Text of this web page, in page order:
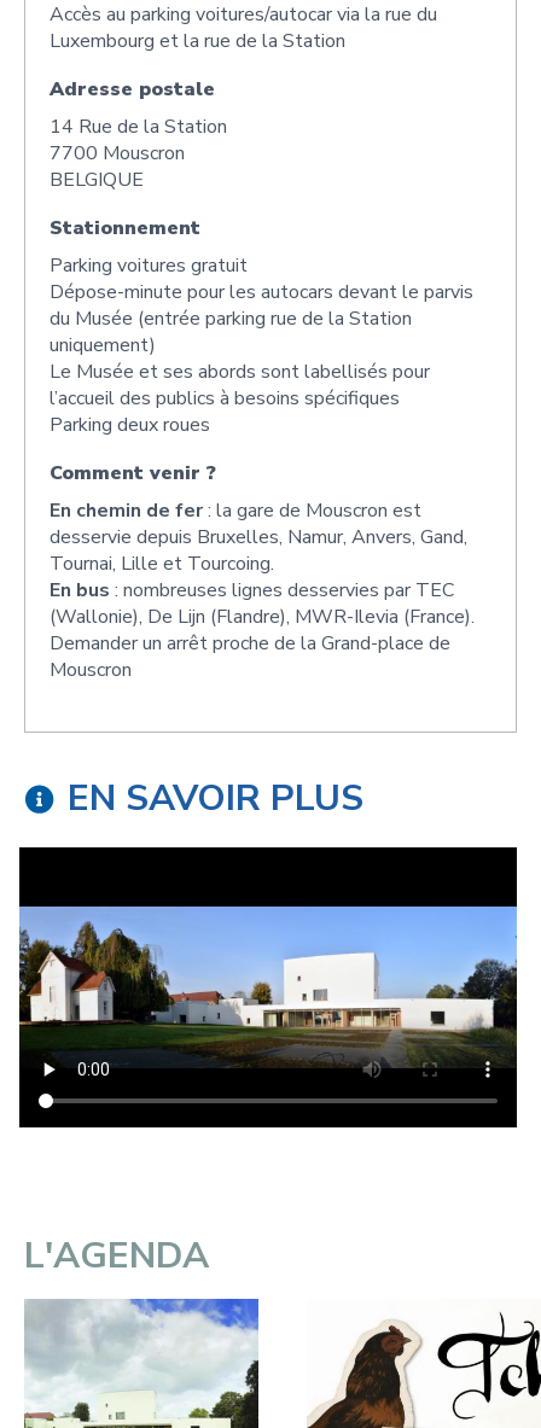
Accès au parking voitures/autocar via la rue du
Luxembourg et la rue de la Station
Adresse postale
14 Rue de la Station
7700 Mouscron
BELGIQUE
Stationnement
Parking voitures gratuit
Dépose-minute pour les autocars devant le parvis
du Musée (entrée parking rue de la Station
uniquement)
Le Musée et ses abords sont labellisés pour
l’accueil des publics à besoins spécifiques
Parking deux roues
Comment venir ?
En chemin de fer: la gare de Mouscron est
desservie depuis Bruxelles, Namur, Anvers, Gand,
Tournai, Lille et Tourcoing.
En bus : nombreuses lignes desservies par TEC
(Wallonie), De Lijn (Flandre), MWR-Ilevia (France).
Demander un arrêt proche de la Grand-place de
Mouscron
EN SAVOIR PLUS
L'AGENDA